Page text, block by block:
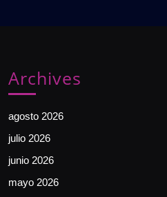
Archives
agosto 2026
julio 2026
junio 2026
mayo 2026